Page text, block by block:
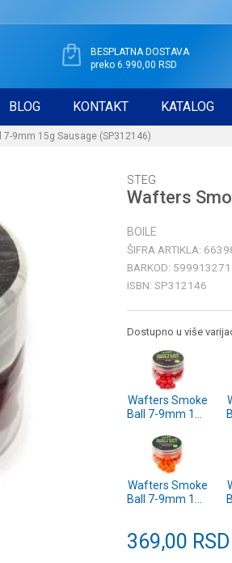
BESPLATNA DOSTAVA
preko 6.990,00 RSD
BLOG KONTAKT KATALOG
9mm 15g Sausage (SP312146)
STEG
Wafters
BOILE
ŠIFRA ARTIKLA:
BARKOD:
ISBN: SP312146
Dostupno u više
Wafters Smoke
Ball 7-9mm 15g
(SP312149)
Wafters Smoke
Ball 7-9mm 15g
369,00 RSD